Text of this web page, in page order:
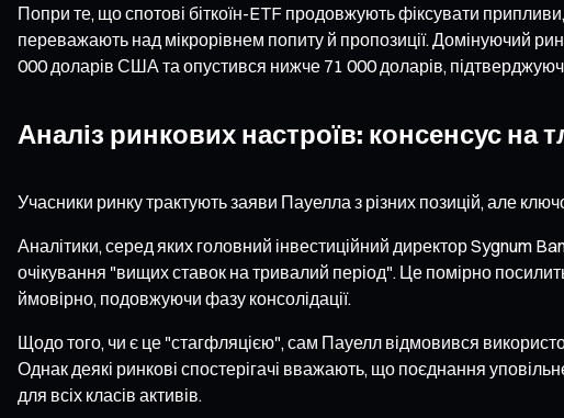
Попри те, що спотові біткоїн-ETF продовжують фіксувати
переважають над мікрорівнем попиту й пропозиції. Домінуючий
000 доларів США та опустився нижче 71 000 доларів,
Аналіз ринкових настроїв: консенсус на
Учасники ринку трактують заяви Пауелла з різних позицій, але
Аналітики, серед яких головний інвестиційний директор Sygnum
очікування "вищих ставок на тривалий період". Це помірно
ймовірно, подовжуючи фазу консолідації.
Щодо того, чи є це "стагфляцією", сам Пауелл відмовився
Однак деякі ринкові спостерігачі вважають, що поєднання
для всіх класів активів.